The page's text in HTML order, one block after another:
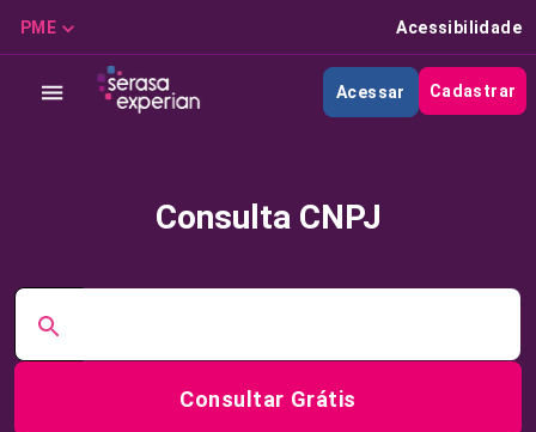
PME Acessibilidade
Acessar Cadastrar
Consulta CNPJ
Consultar Grátis